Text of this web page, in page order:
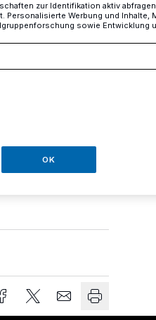
werden.
das
Vertretern aus
zur Identifikation aktiv
Personalisierte Werbung und Inhalte,
sowie Entwicklung
OK